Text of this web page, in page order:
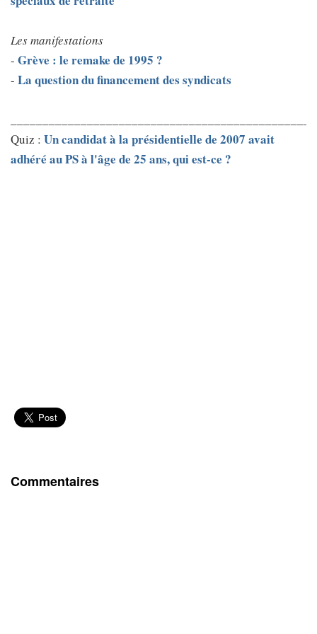
Les manifestations
- Grève : le remake de 1995 ?
- La question du financement des syndicats
Quiz : Un candidat à la présidentielle de 2007 avait
adhéré au PS à l'âge de 25 ans, qui est-ce ?
Commentaires